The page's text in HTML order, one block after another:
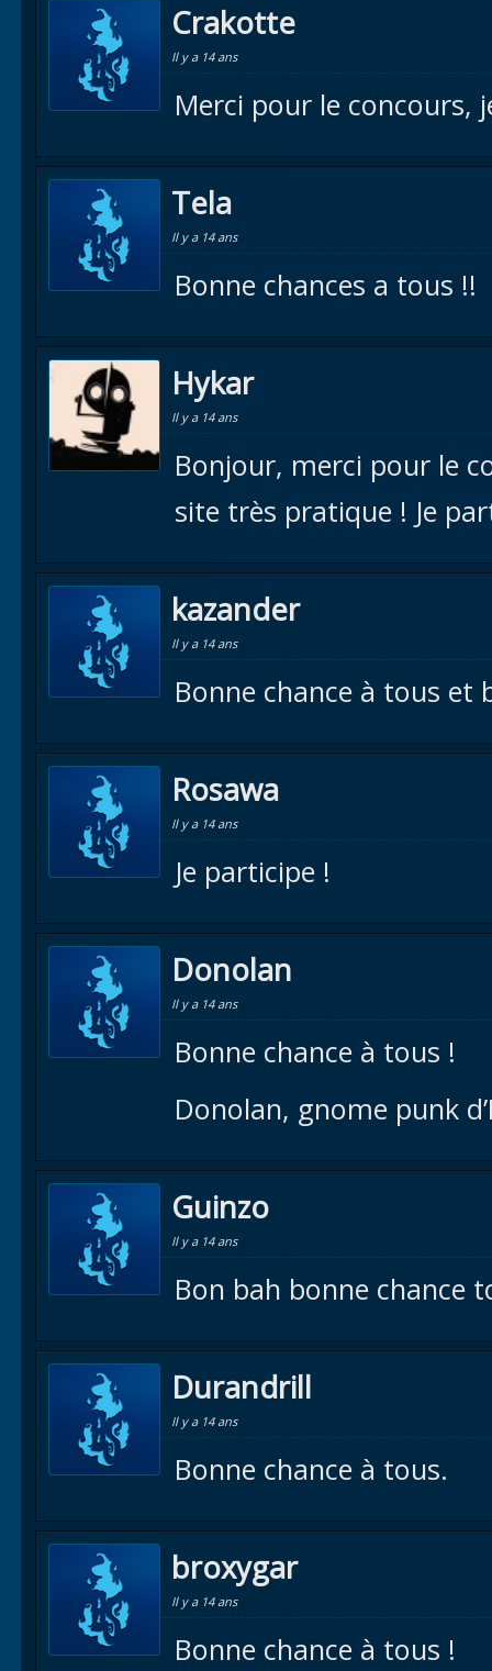
Crakotte
Il y a 14 ans
Merci pour le concours,
Tela
Il y a 14 ans
Bonne chances a tous !!
Hykar
Il y a 14 ans
Bonjour, merci pour le
site très pratique ! Je
kazander
Il y a 14 ans
Bonne chance à tous et
Rosawa
Il y a 14 ans
Je participe !
Donolan
Il y a 14 ans
Bonne chance à tous !
Donolan, gnome punk
Guinzo
Il y a 14 ans
Bon bah bonne chance
Durandrill
Il y a 14 ans
Bonne chance à tous.
broxygar
Il y a 14 ans
Bonne chance à tous !